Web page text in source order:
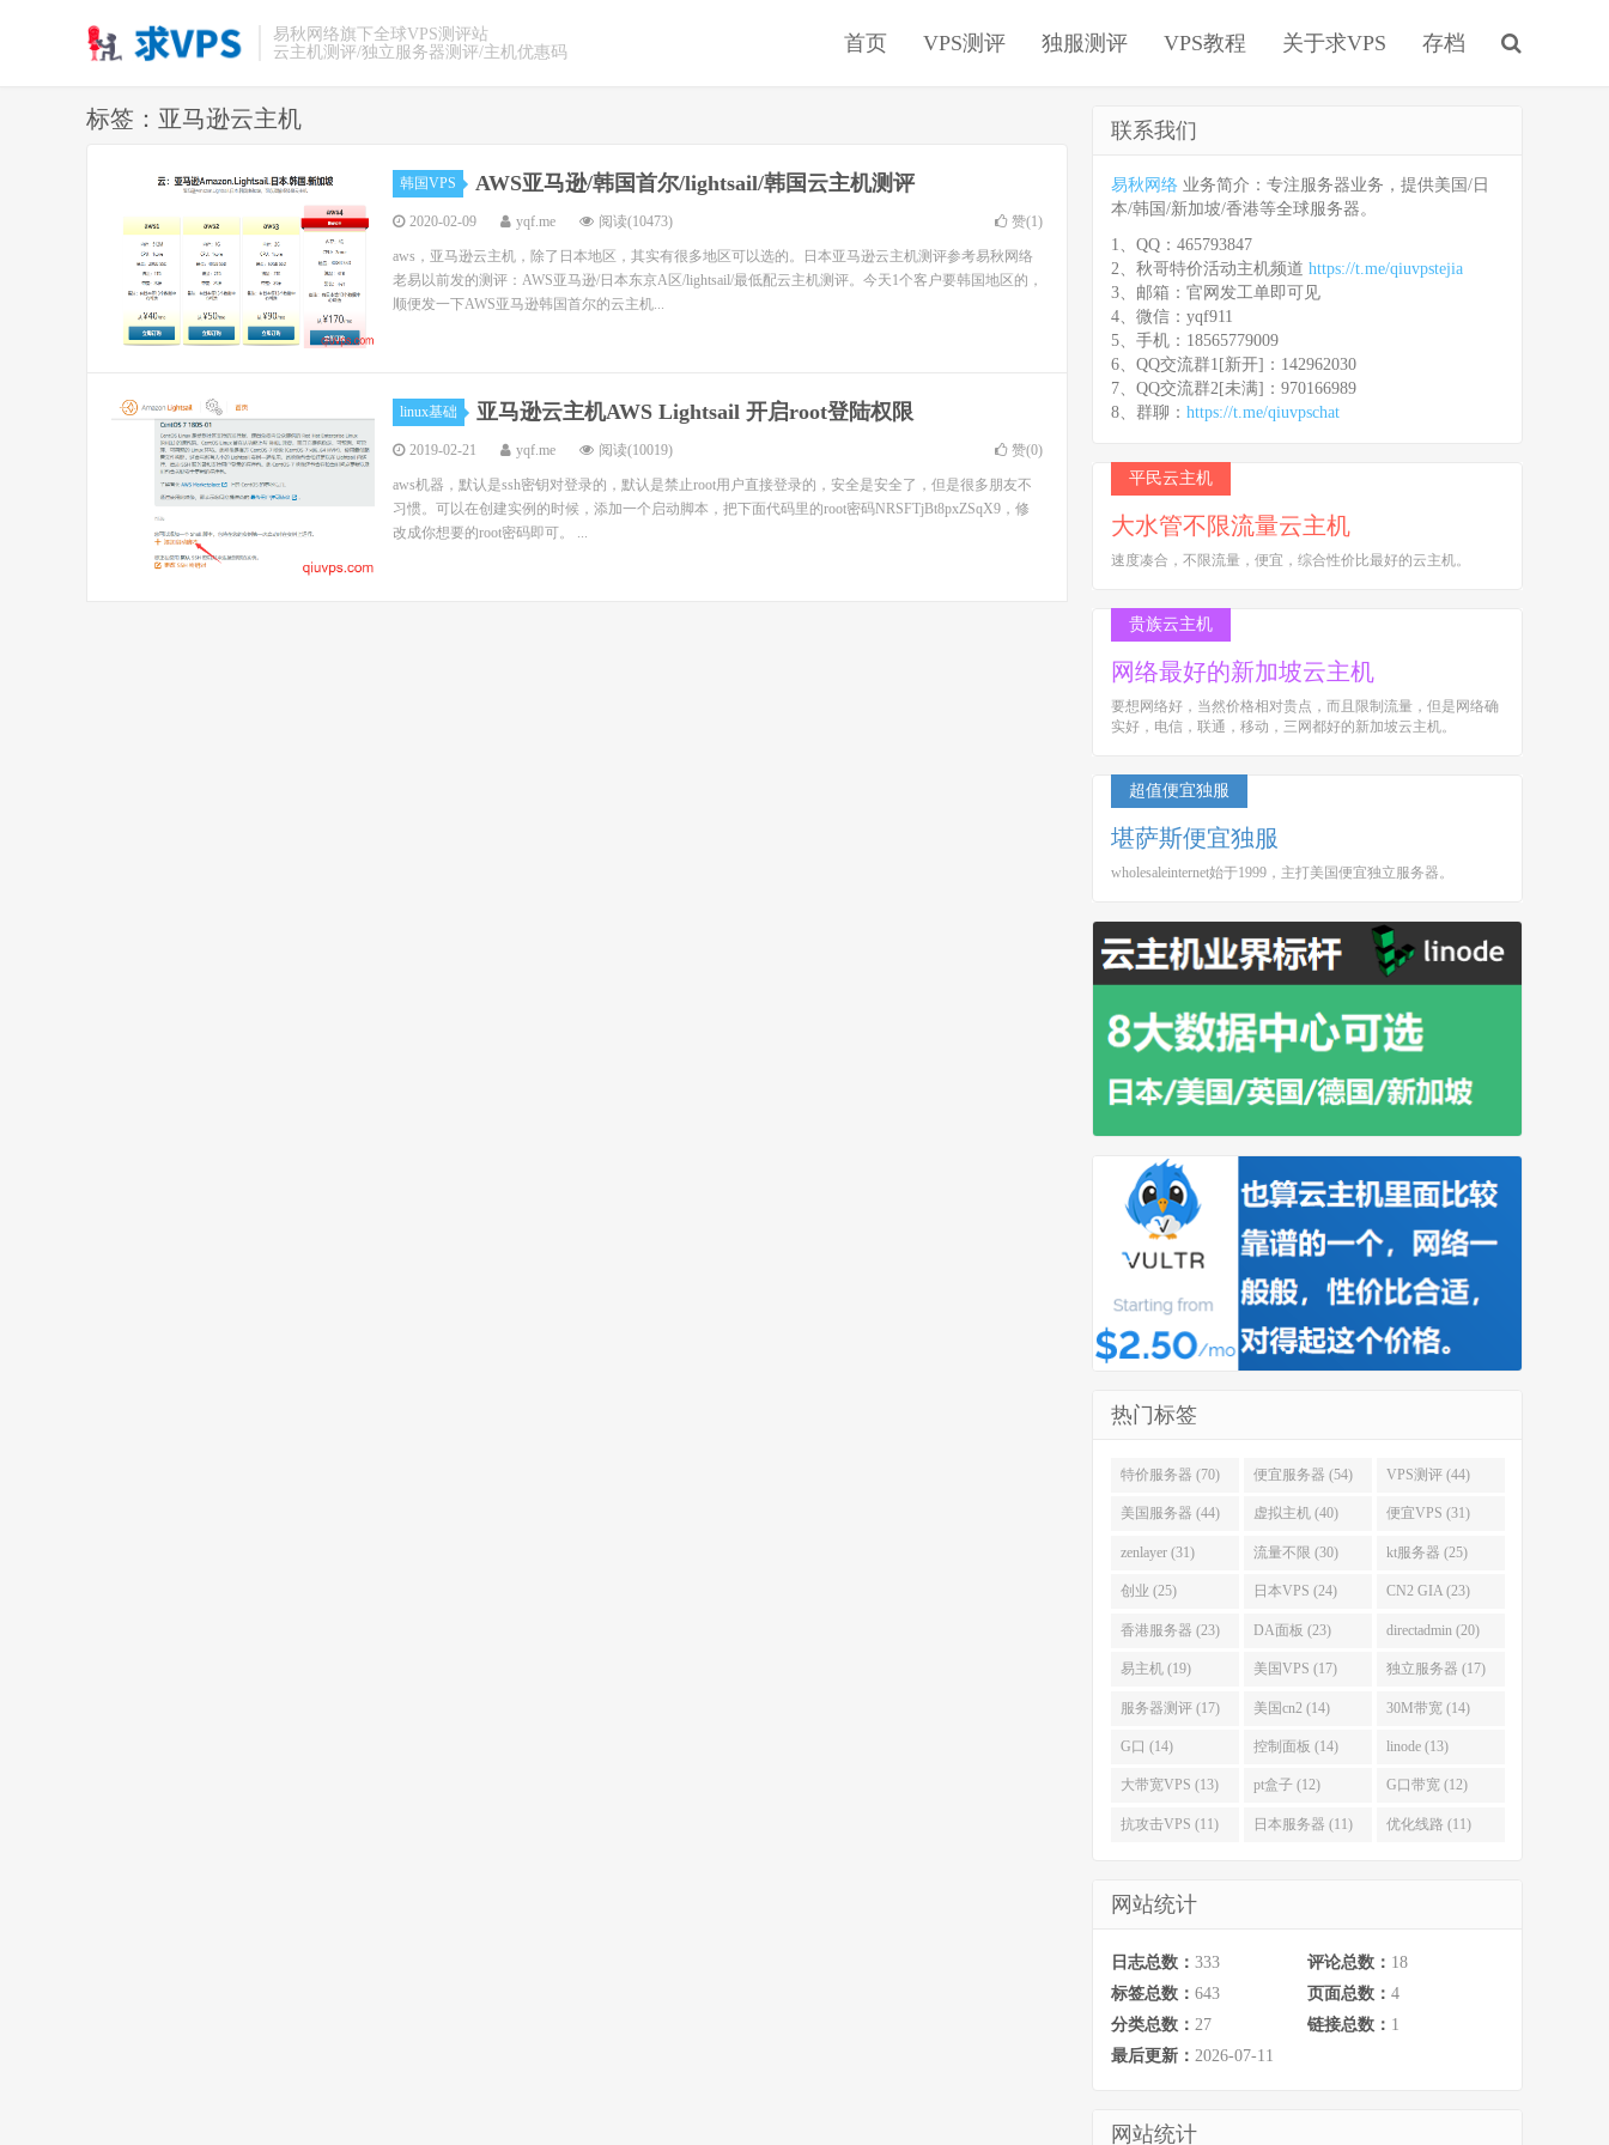
易秋网络旗下全球VPS测评站
云主机测评/独立服务器测评/主机优惠码
首页 VPS测评 独服测评 VPS教程 关于求VPS 存档
标签：亚马逊云主机
韩国VPS AWS亚马逊/韩国首尔/lightsail/韩国云主机测评
2020-02-09 yqf.me 阅读(10473) 赞(1)
aws，亚马逊云主机，除了日本地区，其实有很多地区可以选的。日本亚马逊云主机测评参考易秋网络
老易以前发的测评：AWS亚马逊/日本东京A区/lightsail/最低配云主机测评。今天1个客户要韩国地区的，
顺便发一下AWS亚马逊韩国首尔的云主机...
linux基础 亚马逊云主机AWS Lightsail 开启root登陆权限
2019-02-21 yqf.me 阅读(10019) 赞(0)
aws机器，默认是ssh密钥对登录的，默认是禁止root用户直接登录的，安全是安全了，但是很多朋友不
习惯。可以在创建实例的时候，添加一个启动脚本，把下面代码里的root密码NRSFTjBt8pxZSqX9，修
改成你想要的root密码即可。 ...
联系我们
易秋网络 业务简介：专注服务器业务，提供美国/日
本/韩国/新加坡/香港等全球服务器。
1、QQ：465793847
2、秋哥特价活动主机频道 https://t.me/qiuvpstejia
3、邮箱：官网发工单即可见
4、微信：yqf911
5、手机：18565779009
6、QQ交流群1[新开]：142962030
7、QQ交流群2[未满]：970166989
8、群聊： https://t.me/qiuvpschat
平民云主机
大水管不限流量云主机
速度凑合，不限流量，便宜，综合性价比最好的云主机。
贵族云主机
网络最好的新加坡云主机
要想网络好，当然价格相对贵点，而且限制流量，但是网络确
实好，电信，联通，移动，三网都好的新加坡云主机。
超值便宜独服
堪萨斯便宜独服
wholesaleinternet始于1999，主打美国便宜独立服务器。
热门标签
特价服务器 (70) 便宜服务器 (54) VPS测评 (44)
美国服务器 (44) 虚拟主机 (40) 便宜VPS (31)
zenlayer (31) 流量不限 (30) kt服务器 (25)
创业 (25) 日本VPS (24) CN2 GIA (23)
香港服务器 (23) DA面板 (23) directadmin (20)
易主机 (19) 美国VPS (17) 独立服务器 (17)
服务器测评 (17) 美国cn2 (14) 30M带宽 (14)
G口 (14) 控制面板 (14) linode (13)
大带宽VPS (13) pt盒子 (12) G口带宽 (12)
抗攻击VPS (11) 日本服务器 (11) 优化线路 (11)
网站统计
日志总数： 333 评论总数： 18
标签总数： 643 页面总数： 4
分类总数： 27 链接总数： 1
最后更新： 2026-07-11
网站统计